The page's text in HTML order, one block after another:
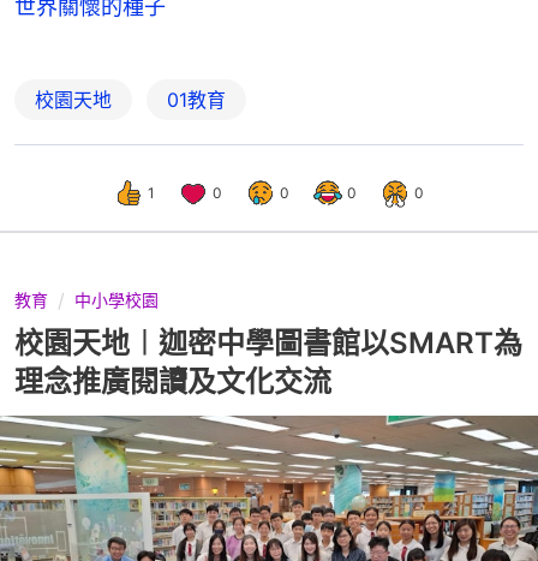
世界關懷的種子
校園天地 01教育
1 0 0 0 0
教育 中小學校園
校園天地︱迦密中學圖書館以SMART為
理念推廣閱讀及文化交流